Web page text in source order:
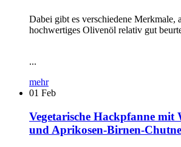
Dabei gibt es verschiedene Merkmale,
hochwertiges Olivenöl relativ gut
...
mehr
01 Feb
Vegetarische Hackpfanne mit
und Aprikosen-Birnen-